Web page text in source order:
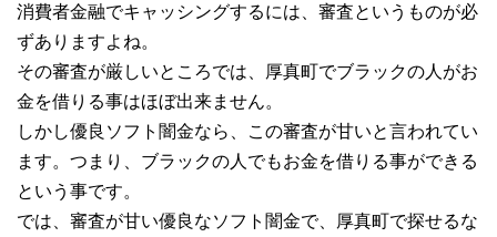
消費者金融でキャッシングするには、審査というものが必
ずありますよね。
その審査が厳しいところでは、厚真町でブラックの人がお
金を借りる事はほぼ出来ません。
しかし優良ソフト闇金なら、この審査が甘いと言われてい
ます。つまり、ブラックの人でもお金を借りる事ができる
という事です。
では、審査が甘い優良なソフト闇金で、厚真町で探せるな